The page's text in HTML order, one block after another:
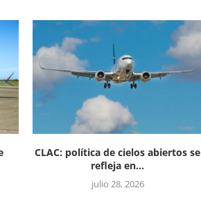
CLAC: política de cielos abiertos se
refleja en...
julio 28, 2026